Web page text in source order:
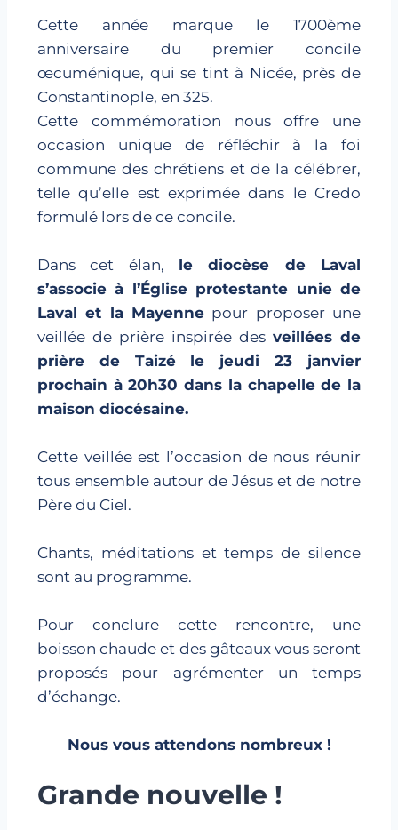
Cette année marque le 1700ème
anniversaire du premier concile
œcuménique, qui se tint à Nicée, près de
Constantinople, en 325.
Cette commémoration nous offre une
occasion unique de réfléchir à la foi
commune des chrétiens et de la célébrer,
telle qu’elle est exprimée dans le Credo
formulé lors de ce concile.
Dans cet élan, le diocèse de Laval
s’associe à l’Église protestante unie de
Laval et la Mayenne pour proposer une
veillée de prière inspirée des veillées de
prière de Taizé le jeudi 23 janvier
prochain à 20h30 dans la chapelle de la
maison diocésaine.
Cette veillée est l’occasion de nous réunir
tous ensemble autour de Jésus et de notre
Père du Ciel.
Chants, méditations et temps de silence
sont au programme.
Pour conclure cette rencontre, une
boisson chaude et des gâteaux vous seront
proposés pour agrémenter un temps
d’échange.
Nous vous attendons nombreux !
Grande nouvelle !